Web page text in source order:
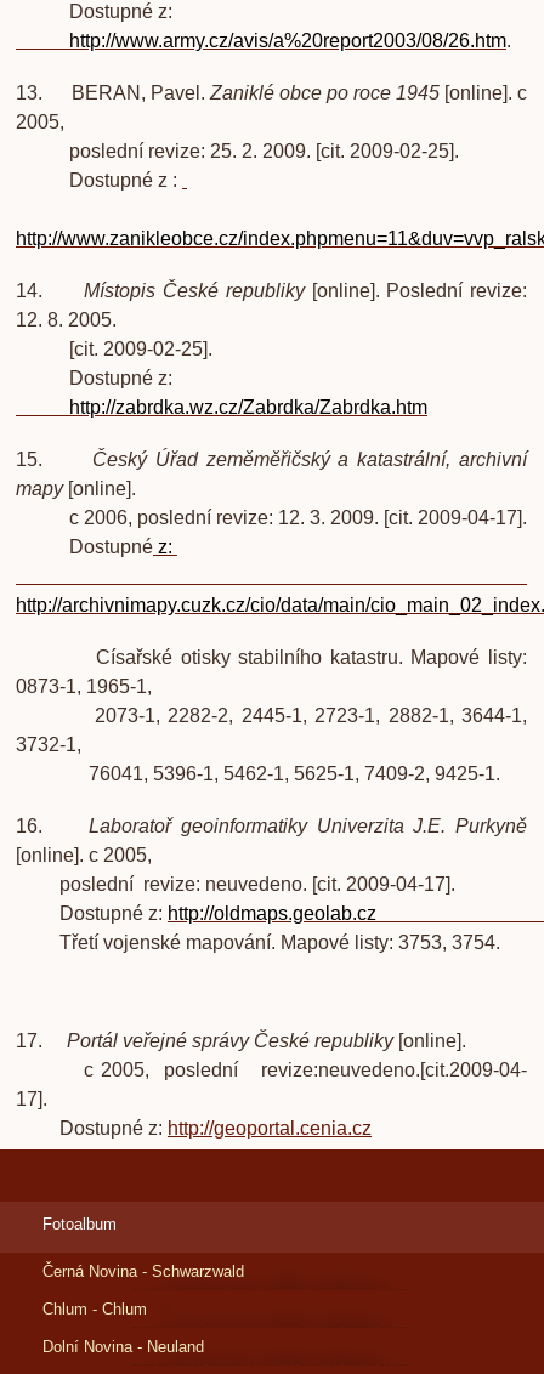
Dostupné z:
http://www.army.cz/avis/a%20report2003/08/26.htm.
13. BERAN, Pavel. Zaniklé obce po roce 1945 [online]. c
2005,
poslední revize: 25. 2. 2009. [cit. 2009-02-25].
Dostupné z :
http://www.zanikleobce.cz/
14.Místopis České republiky[online]. Poslední revize:
12. 8. 2005.
[cit. 2009-02-25].
Dostupné z:
http://zabrdka.wz.cz/Zabrdka/Zabrdka.htm
15. Český Úřad zeměměřičský a katastrální, archivní
mapy[online].
c 2006, poslední revize: 12. 3. 2009. [cit. 2009-04-17].
Dostupné z:
http://archivnimapy.cuzk.cz/cio/data/main/
Císařské otisky stabilního katastru. Mapové listy:
0873-1, 1965-1,
2073-1, 2282-2, 2445-1, 2723-1, 2882-1, 3644-1,
3732-1,
76041, 5396-1, 5462-1, 5625-1, 7409-2, 9425-1.
16.Laboratoř geoinformatiky Univerzita J.E. Purkyně
[online]. c 2005,
poslední revize: neuvedeno. [cit. 2009-04-17].
Dostupné z: http://
Třetí vojenské mapování. Mapové listy: 3753, 3754.
17. Portál veřejné správy České republiky[online].
c 2005, poslední revize:neuvedeno.[cit.2009-04-
17].
Dostupné z: http://geoportal.cenia.cz
Fotoalbum
Černá Novina - Schwarzwald
Chlum - Chlum
Dolní Novina - Neuland